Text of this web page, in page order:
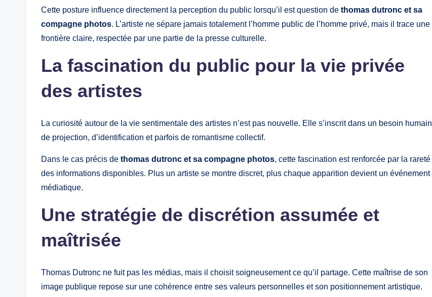
Cette posture influence directement la perception du public lorsqu’il est question de thomas dutronc et sa
compagne photos. L’artiste ne sépare jamais totalement l’homme public de l’homme privé, mais il trace une
frontière claire, respectée par une partie de la presse culturelle.
La fascination du public pour la vie privée
des artistes
La curiosité autour de la vie sentimentale des artistes n’est pas nouvelle. Elle s’inscrit dans un besoin humain
de projection, d’identification et parfois de romantisme collectif.
Dans le cas précis de thomas dutronc et sa compagne photos, cette fascination est renforcée par la rareté
des informations disponibles. Plus un artiste se montre discret, plus chaque apparition devient un événement
médiatique.
Une stratégie de discrétion assumée et
maîtrisée
Thomas Dutronc ne fuit pas les médias, mais il choisit soigneusement ce qu’il partage. Cette maîtrise de son
image publique repose sur une cohérence entre ses valeurs personnelles et son positionnement artistique.